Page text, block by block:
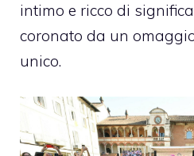
intimo e ricco di
coronato da un
unico.